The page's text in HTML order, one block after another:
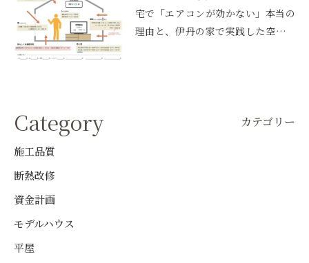
宅で「エアコンが効かない」本当の
理由と、伊丹の家で実践した空調設
Category カテゴリー
施工品質
断熱改修
資金計画
モデルハウス
平屋